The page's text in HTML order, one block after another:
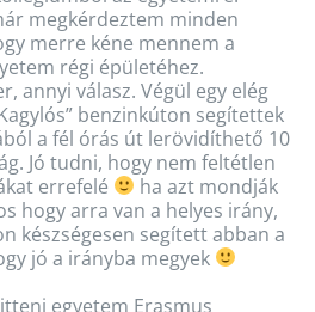
megkérdeztem minden
merre kéne mennem a
régi épületéhez.
annyi válasz. Végül egy elég
benzinkúton segítettek
a fél órás út lerövidíthető 10
Jó tudni, hogy nem feltétlen
errefelé
ha azt mondják
hogy arra van a helyes irány,
készségesen segített abban a
jó a irányba megyek
egyetem Erasmus